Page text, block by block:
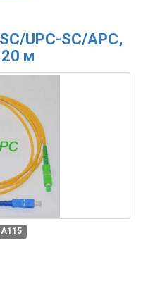
UPC-SC/APC,
м